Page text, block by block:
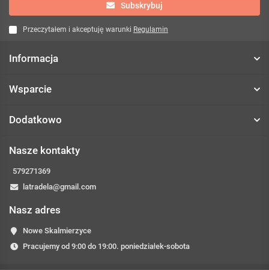
Subskrybuj
Przeczytałem i akceptuję warunki Regulamin
Informacja
Wsparcie
Dodatkowo
Nasze kontakty
579271369
latradela@gmail.com
Nasz adres
Nowe Skalmierzyce
Pracujemy od 9:00 do 19:00. poniedziałek-sobota